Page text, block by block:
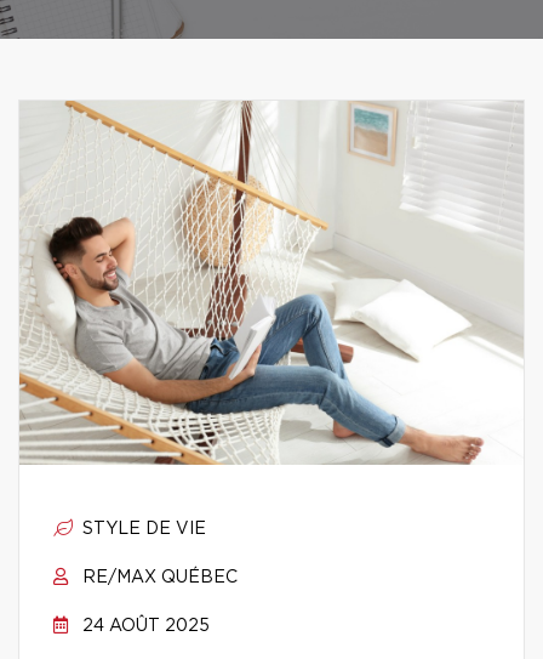
STYLE DE VIE
RE/MAX QUÉBEC
24 AOÛT 2025